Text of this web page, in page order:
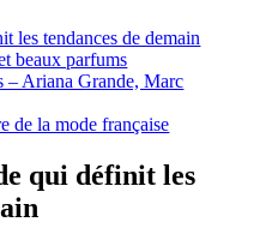
les tendances de demain
beaux parfums
– Ariana Grande, Marc
de la mode française
qui définit les